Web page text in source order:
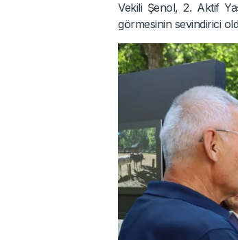
Vekili Şenol, 2. Aktif
görmesinin sevindirici